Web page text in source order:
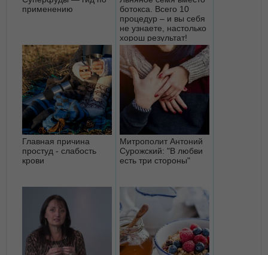
применению
ботокса. Всего 10
процедур – и вы себя
не узнаете, настолько
хорош результат!
Главная причина
простуд - слабость
крови
Митрополит Антоний
Сурожский: "В любви
есть три стороны"